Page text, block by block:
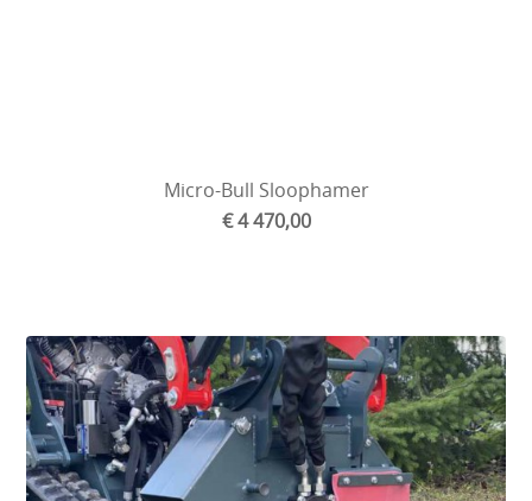
Micro-Bull Sloophamer
€ 4 470,00